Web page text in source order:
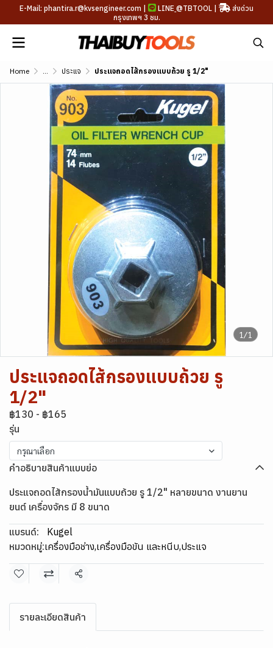
E-Mail: phantira.r@kvsengineer.com | LINE @TBTOOL |
ส่งด่วน
กรุงเทพฯ 3 ชม.
Home ... ประแจ ประแจถอดไส้กรองแบบถ้วย รู 1/2"
1/1
ประแจถอดไส้กรองแบบถ้วย รู
1/2"
฿130 - ฿165
รุ่น
กรุณาเลือก
คำอธิบายสินค้าแบบย่อ
ประแจถอดไส้กรองน้ำมันแบบถ้วย รู 1/2" หลายขนาด งานยาน
ยนต์ เครื่องจักร มี 8 ขนาด
แบรนด์:
Kugel
หมวดหมู่:เครื่องมือช่าง,เครื่องมือขัน และหนีบ,ประแจ
แชร์
รายละเอียดสินค้า